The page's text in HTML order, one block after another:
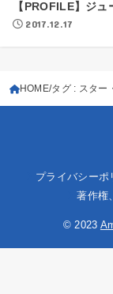
【PROFILE】ジュ
2017.12.17
HOME タグ : スター
プライバシーポ
著作権
© 2023